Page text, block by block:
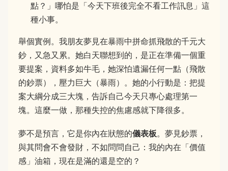
點？」哪怕是「今天下班後完全不看工作訊息」這
種小事。
舉個實例。我朋友夢見在暴雨中拼命抓飛散的千元大
鈔，又急又累。她白天聯想到的，是正在準備一個重
要提案，資料多如牛毛，她深怕遺漏任何一點（飛散
的鈔票），壓力巨大（暴雨）。她的小行動是：把提
案大綱分成三大塊，告訴自己今天只專心處理第一
塊。這麼一做，那種失控的焦慮感就下降很多。
夢不是預言，它是你內在狀態的儀表板。夢見鈔票，
與其問會不會發財，不如問問自己：我的內在「價值
感」油箱，現在是滿的還是空的？